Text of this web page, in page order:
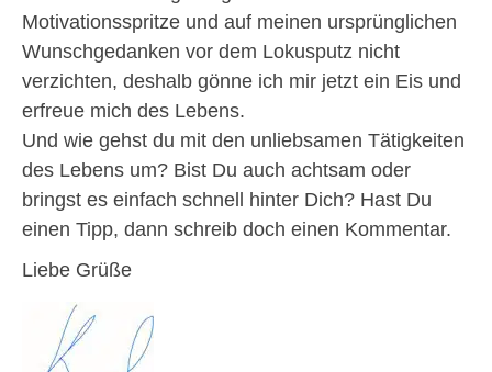
Motivationsspritze und auf meinen ursprünglichen
Wunschgedanken vor dem Lokusputz nicht
verzichten, deshalb gönne ich mir jetzt ein Eis und
erfreue mich des Lebens.
Und wie gehst du mit den unliebsamen Tätigkeiten
des Lebens um? Bist Du auch achtsam oder
bringst es einfach schnell hinter Dich? Hast Du
einen Tipp, dann schreib doch einen Kommentar.
Liebe Grüße